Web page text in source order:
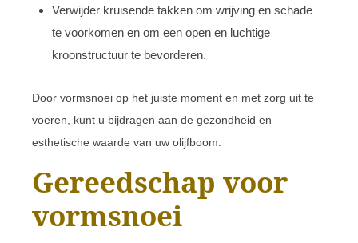
Verwijder kruisende takken om wrijving en schade
te voorkomen en om een open en luchtige
kroonstructuur te bevorderen.
Door vormsnoei op het juiste moment en met zorg uit te
voeren, kunt u bijdragen aan de gezondheid en
esthetische waarde van uw olijfboom.
Gereedschap voor
vormsnoei